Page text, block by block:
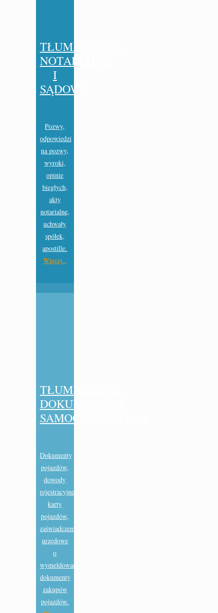
TŁUMACZENIA
NOTARIALNE
I
SĄDOWE
Pozwy,
odpowiedzi
na pozwy,
wyroki,
opinie
biegłych,
akty
notarialne,
uchwały
spółek,
apostille.
Więcej..
TŁUMACZENIA
DOKUMENTÓW
SAMOCHODOWYCH
Dokumenty
pojazdów,
dowody
rejestracyjne,
karty
pojazdów,
zaświadczenia
urzędowe
o
wymeldowaniu,
dokumenty
zakupów
pojazdów.